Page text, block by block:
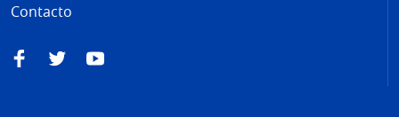
Contacto
FacebookTwitterYouTube